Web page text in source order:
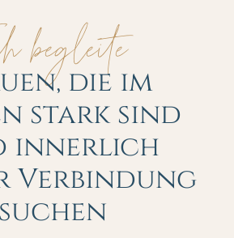
begleite
die im
stark sind
innerlich
Verbindung
suchen